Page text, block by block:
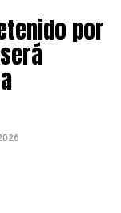
médico y a
su condición, su
este
tras su
la donación
general
de Valdivia
por